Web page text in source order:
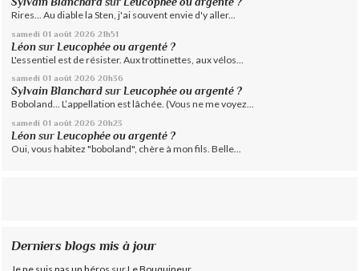
Rires... Au diable la Sten, j'ai souvent envie d'y aller...
samedi 01 août 2026 21h51
Léon sur Leucophée ou argenté ?
L'essentiel est de résister. Aux trottinettes, aux vélos...
samedi 01 août 2026 20h36
Sylvain Blanchard surLeucophée ou argenté ?
Boboland... L’appellation est lâchée. (Vous ne me voyez...
samedi 01 août 2026 20h23
Léon sur Leucophée ou argenté ?
Oui, vous habitez "boboland", chère à mon fils. Belle...
Derniers blogs mis à jour